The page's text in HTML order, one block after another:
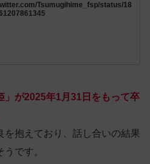
Tsumugihime_fsp/status/18
」が2025年1月31日をもって卒
を抱えており、話し合いの結果
です。